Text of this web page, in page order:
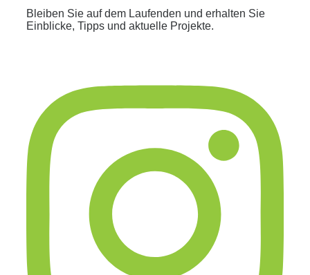
Bleiben Sie auf dem Laufenden und erhalten Sie
Einblicke, Tipps und aktuelle Projekte.